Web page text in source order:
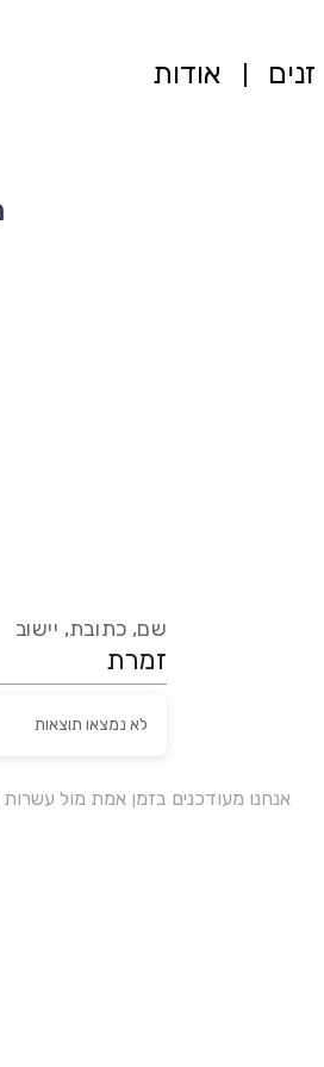
זנים אודות
שם, כתובת, יישוב
אנחנו מעודכנים בזמן אמת מול
לא נמצאו תוצאות